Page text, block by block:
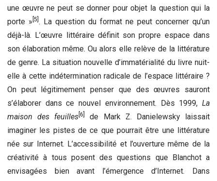
une œuvre ne peut se donner pour objet la question qui la
porte » [5] . La question du format ne peut concerner qu’un
déjà-là. L’œuvre littéraire définit son propre espace dans
son élaboration même. Ou alors elle relève de la littérature
de genre. La situation nouvelle d’immatérialité du livre nuit-
elle à cette indétermination radicale de l’espace littéraire ?
On peut légitimement penser que des œuvres sauront
s’élaborer dans ce nouvel environnement. Dès 1999, La
maison des feuilles[6]
de Mark Z. Danielewsky laissait
imaginer les pistes de ce que pourrait être une littérature
née sur Internet. L’accessibilité et l’ouverture même de la
créativité à tous posent des questions que Blanchot a
envisagées bien avant l’émergence d’Internet. Dans